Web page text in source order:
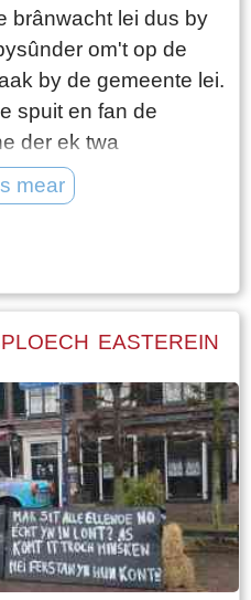
brânwacht lei dus by
om't op de
by de gemeente lei.
spuit en fan de
der ek twa
tafoege.
mear
EASTEREIN